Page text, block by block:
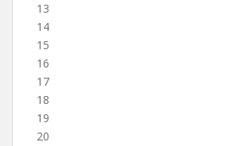
13
14
15
16
17
18
19
20